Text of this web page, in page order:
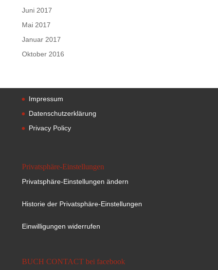
Juni 2017
Mai 2017
Januar 2017
Oktober 2016
Impressum
Datenschutzerklärung
Privacy Policy
Privatsphäre-Einstellungen
Privatsphäre-Einstellungen ändern
Historie der Privatsphäre-Einstellungen
Einwilligungen widerrufen
BUCH CONTACT bei facebook